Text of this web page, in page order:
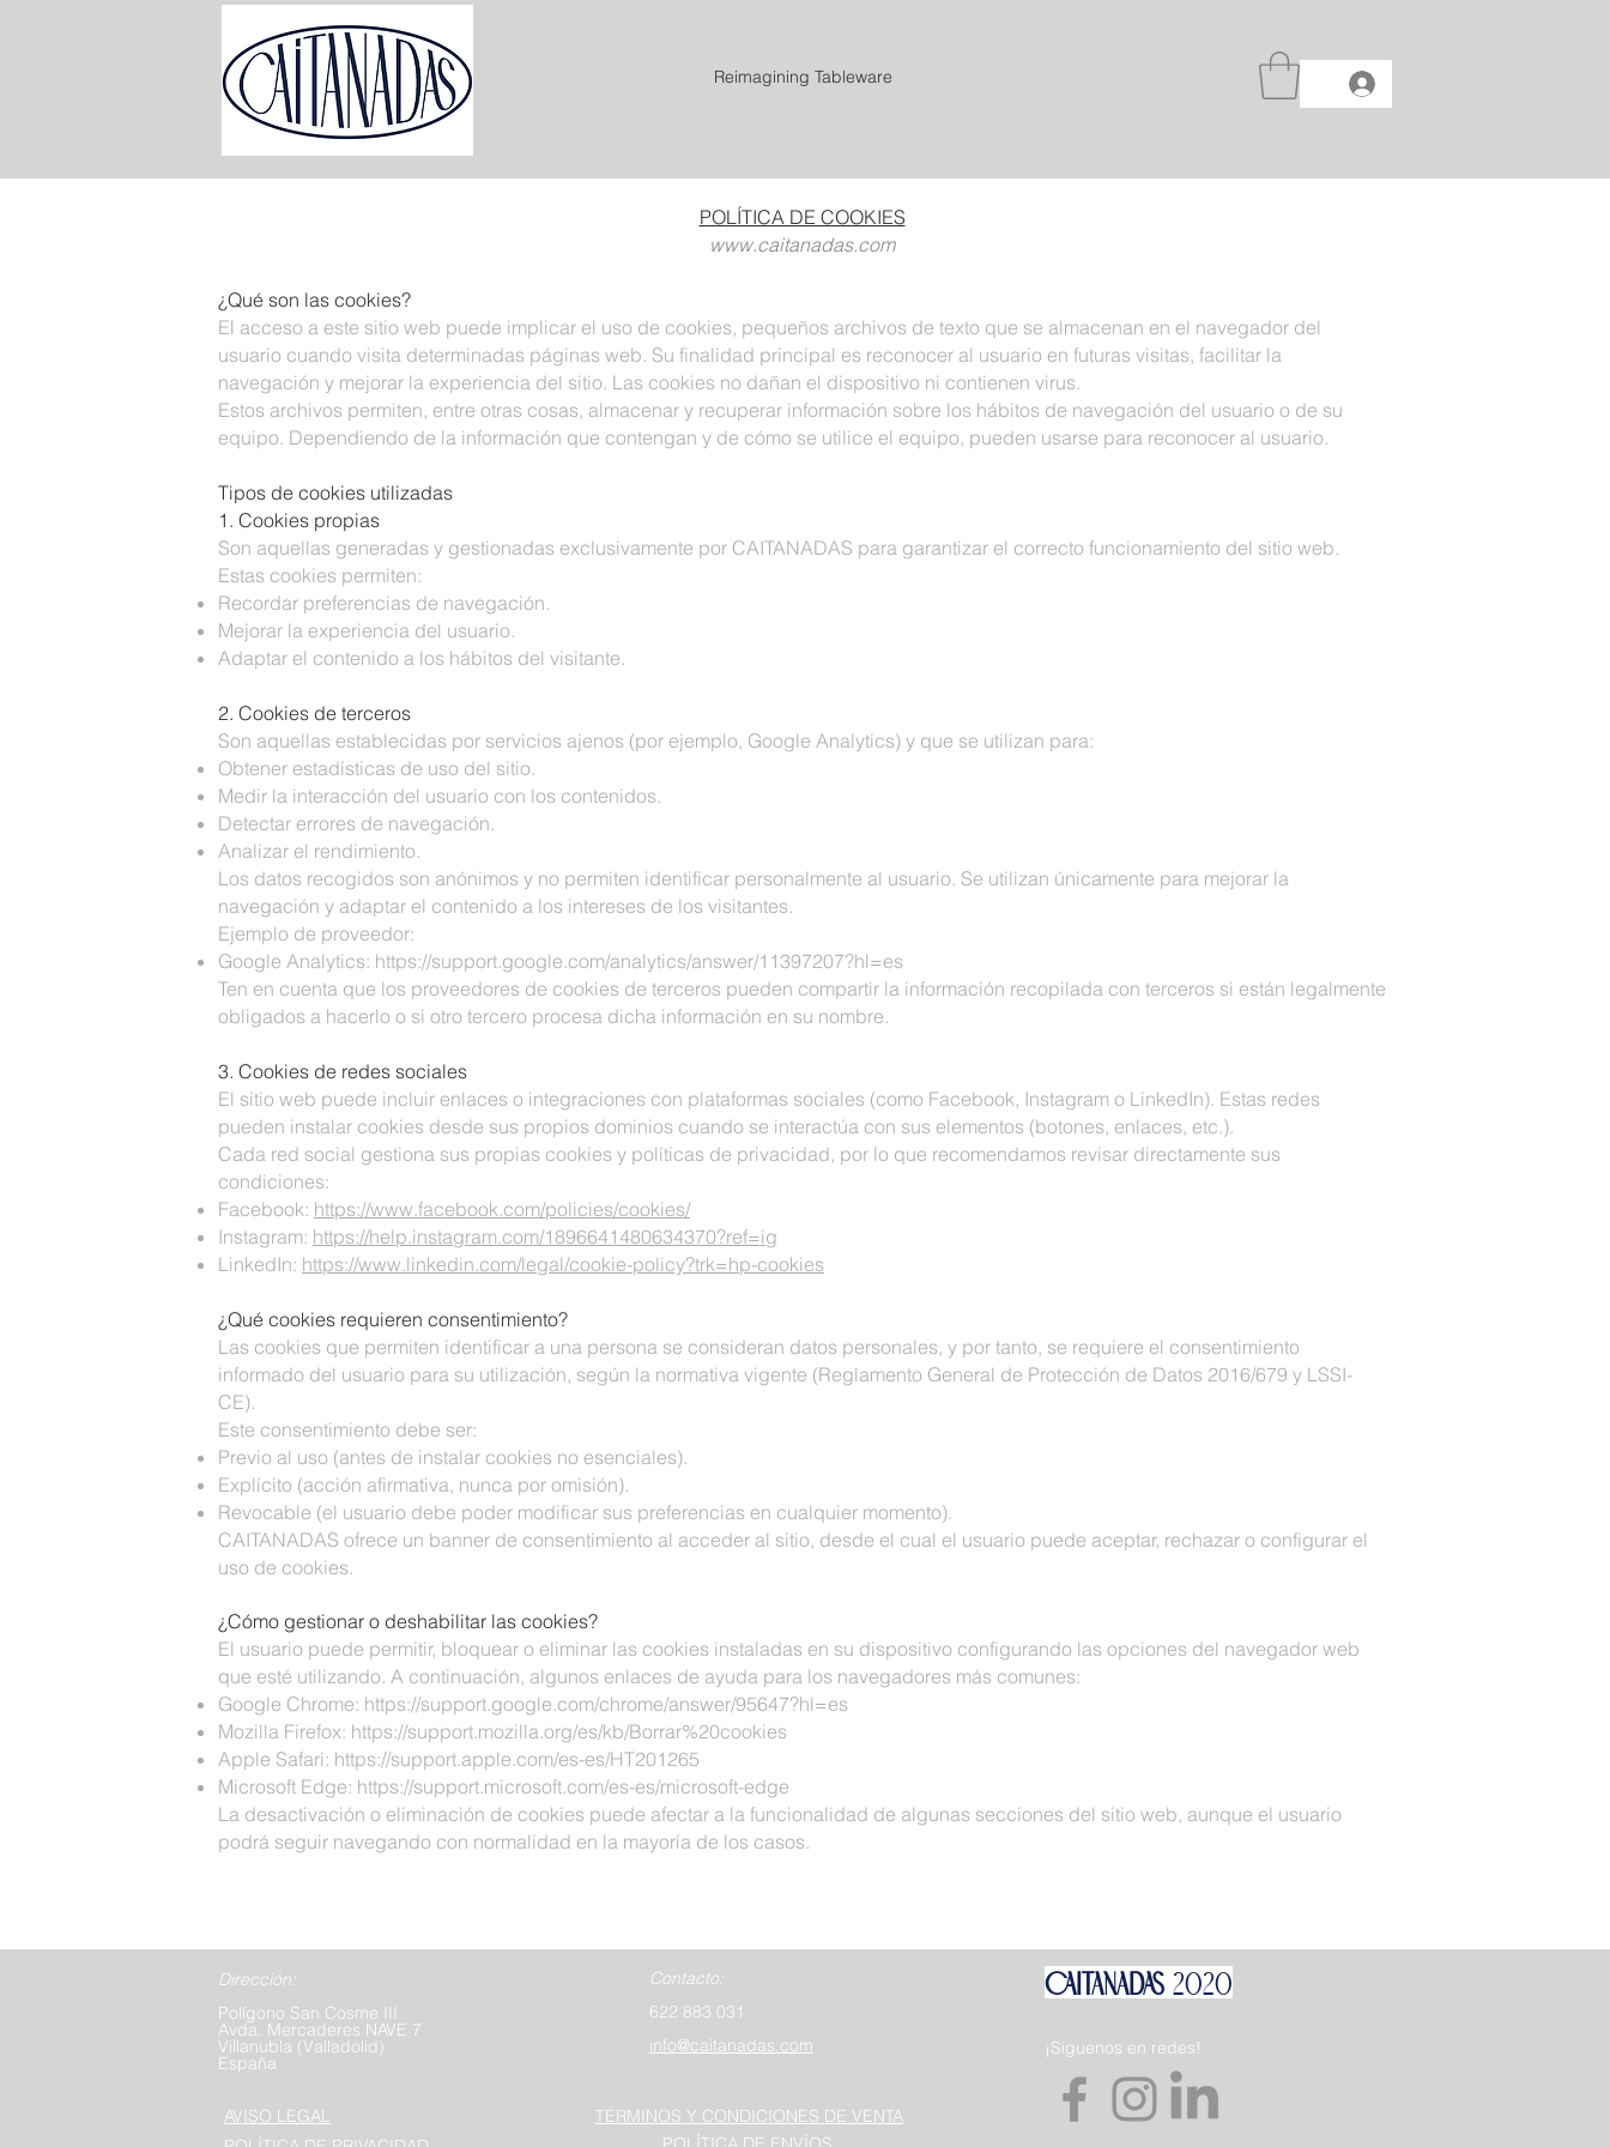
Reimagining Tableware
POLÍTICA DE COOKIES
www.caitanadas.com
¿Qué son las cookies?
El acceso a este sitio web puede implicar el uso de cookies, pequeños archivos de texto que se almacenan en el navegador del
usuario cuando visita determinadas páginas web. Su finalidad principal es reconocer al usuario en futuras visitas, facilitar la
navegación y mejorar la experiencia del sitio. Las cookies no dañan el dispositivo ni contienen virus.
Estos archivos permiten, entre otras cosas, almacenar y recuperar información sobre los hábitos de navegación del usuario o de su
equipo. Dependiendo de la información que contengan y de cómo se utilice el equipo, pueden usarse para reconocer al usuario.
Tipos de cookies utilizadas
1. Cookies propias
Son aquellas generadas y gestionadas exclusivamente por CAITANADAS para garantizar el correcto funcionamiento del sitio web.
Estas cookies permiten:
Recordar preferencias de navegación.
Mejorar la experiencia del usuario.
Adaptar el contenido a los hábitos del visitante.
2. Cookies de terceros
Son aquellas establecidas por servicios ajenos (por ejemplo, Google Analytics) y que se utilizan para:
Obtener estadísticas de uso del sitio.
Medir la interacción del usuario con los contenidos.
Detectar errores de navegación.
Analizar el rendimiento.
Los datos recogidos son anónimos y no permiten identificar personalmente al usuario. Se utilizan únicamente para mejorar la
navegación y adaptar el contenido a los intereses de los visitantes.
Ejemplo de proveedor:
Google Analytics: https://support.google.com/analytics/answer/11397207?hl=es
Ten en cuenta que los proveedores de cookies de terceros pueden compartir la información recopilada con terceros si están legalmente
obligados a hacerlo o si otro tercero procesa dicha información en su nombre.
3. Cookies de redes sociales
El sitio web puede incluir enlaces o integraciones con plataformas sociales (como Facebook, Instagram o LinkedIn). Estas redes
pueden instalar cookies desde sus propios dominios cuando se interactúa con sus elementos (botones, enlaces, etc.).
Cada red social gestiona sus propias cookies y políticas de privacidad, por lo que recomendamos revisar directamente sus
condiciones:
Facebook: https://www.facebook.com/policies/cookies/
Instagram: https://help.instagram.com/1896641480634370?ref=ig
LinkedIn: https://www.linkedin.com/legal/cookie-policy?trk=hp-cookies
¿Qué cookies requieren consentimiento?
Las cookies que permiten identificar a una persona se consideran datos personales, y por tanto, se requiere el consentimiento
informado del usuario para su utilización, según la normativa vigente (Reglamento General de Protección de Datos 2016/679 y LSSI-
CE).
Este consentimiento debe ser:
Previo al uso (antes de instalar cookies no esenciales).
Explícito (acción afirmativa, nunca por omisión).
Revocable (el usuario debe poder modificar sus preferencias en cualquier momento).
CAITANADAS ofrece un banner de consentimiento al acceder al sitio, desde el cual el usuario puede aceptar, rechazar o configurar el
uso de cookies.
¿Cómo gestionar o deshabilitar las cookies?
El usuario puede permitir, bloquear o eliminar las cookies instaladas en su dispositivo configurando las opciones del navegador web
que esté utilizando. A continuación, algunos enlaces de ayuda para los navegadores más comunes:
Google Chrome: https://support.google.com/chrome/answer/95647?hl=es
Mozilla Firefox: https://support.mozilla.org/es/kb/Borrar%20cookies
Apple Safari: https://support.apple.com/es-es/HT201265
Microsoft Edge: https://support.microsoft.com/es-es/microsoft-edge
La desactivación o eliminación de cookies puede afectar a la funcionalidad de algunas secciones del sitio web, aunque el usuario
podrá seguir navegando con normalidad en la mayoría de los casos.
Dirección:
Polígono San Cosme III
Avda. Mercaderes NAVE 7
Villanubla (Valladolid)
España
Contacto:
622 883 031
info@caitanadas.com
AVISO LEGAL
TÉRMINOS Y CONDICIONES DE VENTA
CAITANADAS 2020
¡Siguenos en redes!